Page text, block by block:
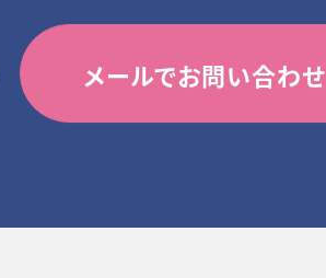
メールでお問い合わせ